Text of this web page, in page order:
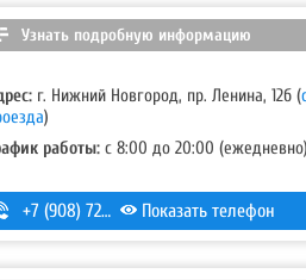
Узнать подробную информацию
г. Нижний Новгород, пр. Ленина, 12б(
)
работы: с 8:00 до 20:00 (ежедневно)
+7 (908) 728-99-33 (моб.) ,8 (831) 291-
Показать телефон